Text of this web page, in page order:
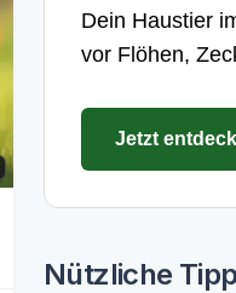
Dein Haustier
vor Flöhen,
Jetzt
Nützliche